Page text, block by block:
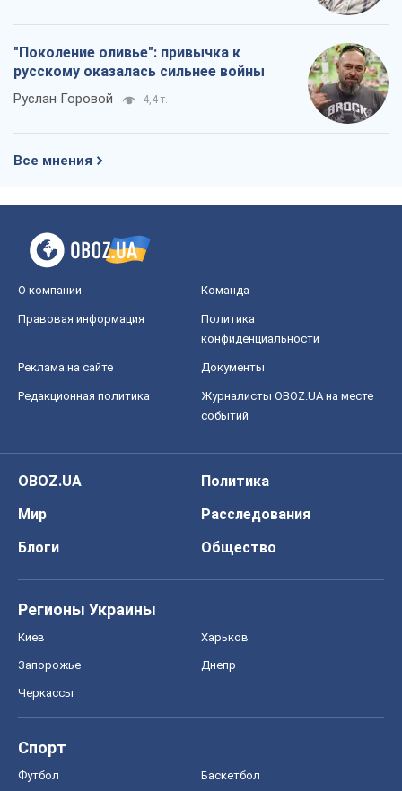
"Поколение оливье": привычка к
русскому оказалась сильнее войны
Руслан Горовой 4,4 т.
Все мнения
О компании Команда
Правовая информация
Политика
конфиденциальности
Реклама на сайте Документы
Редакционная политика
Журналисты OBOZ.UA на месте
событий
OBOZ.UA
Политика
Мир
Расследования
Блоги
Общество
Регионы Украины
Киев Харьков
Запорожье Днепр
Черкассы
Спорт
Футбол Баскетбол